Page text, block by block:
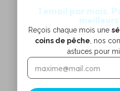
1 email par mois.
Reçois chaque mois une
coins de pêche , nos
astuces pour
E
a
E
a